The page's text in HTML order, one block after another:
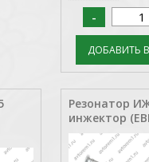
Резонатор
инжектор